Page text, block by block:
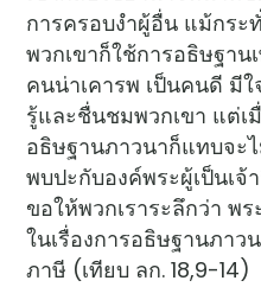
การครอบงำผู้อื่น แม้กระ
พวกเขาก็ใช้การอธิษฐาน
คนน่าเคารพ เป็นคนดี มี
รู้และชื่นชมพวกเขา แต่เ
อธิษฐานภาวนาก็แทบจะ
พบปะกับองค์พระผู้เป็นเจ้
ขอให้พวกเราระลึกว่า พร
ในเรื่องการอธิษฐานภา
ภาษี (เทียบ ลก. 18,9-14)